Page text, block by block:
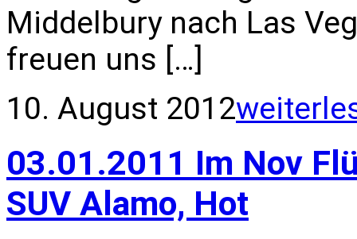
Middelbury nach Las
freuen uns […]
10. August 2012
03.01.2011 Im Nov
SUV Alamo, Hot